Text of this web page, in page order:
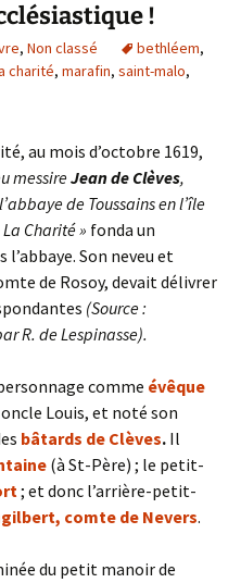
!
, Non classé bethléem,
charité, marafin, saint-malo,
au mois d’octobre 1619,
messireJean de Clèves,
de Toussains en l’île
Charité » fonda un
Son neveu et
de Rosoy, devait délivrer
(Source :
R. de Lespinasse).
comme évêque
Louis, et noté son
bâtards de Clèves. Il
(à St-Père) ; le petit-
; et donc l’arrière-petit-
comte de Nevers.
du petit manoir de